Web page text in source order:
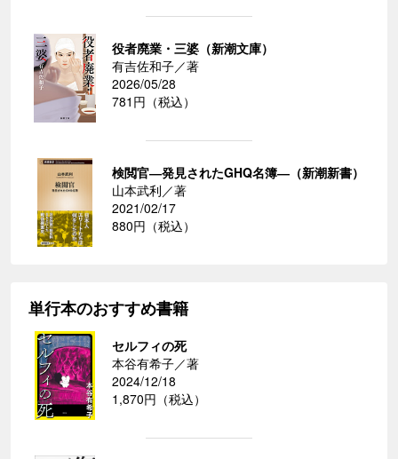
役者廃業・三婆（新潮文庫）
有吉佐和子／著
2026/05/28
781円（税込）
検閲官―発見されたGHQ名簿―（新潮新書）
山本武利／著
2021/02/17
880円（税込）
単行本のおすすめ書籍
セルフィの死
本谷有希子／著
2024/12/18
1,870円（税込）